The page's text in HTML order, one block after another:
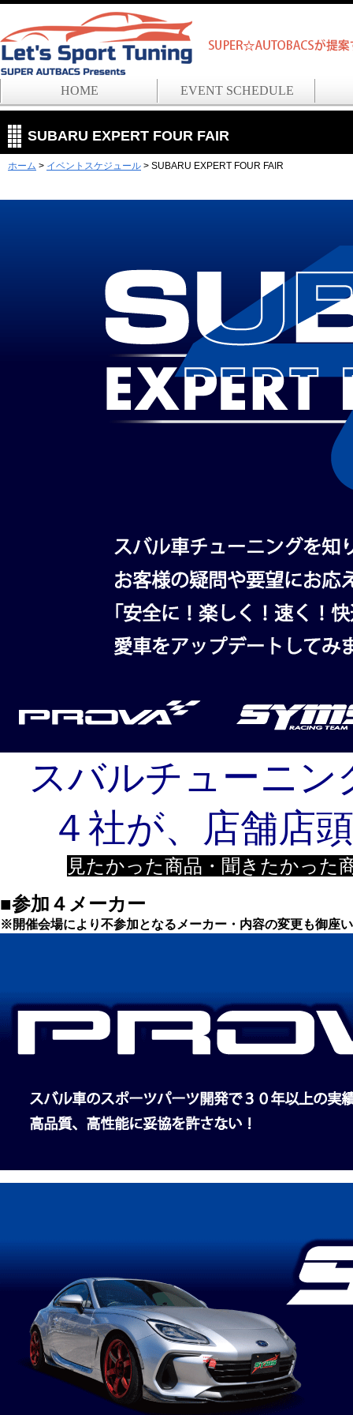
HOME EVENT SCHEDULE
SUBARU EXPERT FOUR FAIR
ホーム > イベントスケジュール > SUBARU EXPERT FOUR FAIR
スバルチューニン
４社が、
店舗店
見たかった商品・聞きたかった
■参加４メーカー
※開催会場により不参加となるメーカー・内容の変更も御座